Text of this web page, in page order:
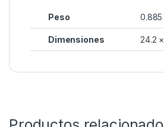
Peso
Dimensiones 24.2